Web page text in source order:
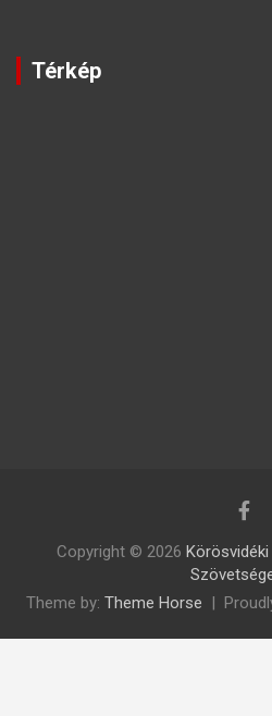
Térkép
Copyright © 2026
Theme by: Theme Horse